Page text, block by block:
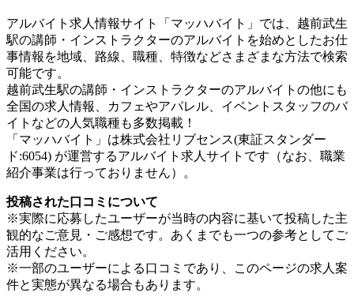
アルバイト求人情報サイト「マッハバイト」では、越前武生
駅の講師・インストラクターのアルバイトを始めとしたお仕
事情報を地域、路線、職種、特徴などさまざまな方法で検索
可能です。
越前武生駅の講師・インストラクターのアルバイトの他にも
全国の求人情報、カフェやアパレル、イベントスタッフのバ
イトなどの人気職種も多数掲載！
「マッハバイト」は株式会社リブセンス(東証スタンダー
ド:6054) が運営するアルバイト求人サイトです（なお、職業
紹介事業は行っておりません）。
投稿された口コミについて
※実際に応募したユーザーが当時の内容に基いて投稿した主
観的なご意見・ご感想です。あくまでも一つの参考としてご
活用ください。
※一部のユーザーによる口コミであり、このページの求人案
件と実態が異なる場合もあります。